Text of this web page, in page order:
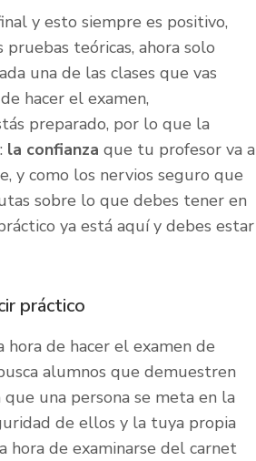
y esto siempre es positivo,
pruebas teóricas, ahora solo
una de las clases que vas
hacer el examen,
preparado, por lo que la
la confianza que tu profesor va a
y como los nervios seguro que
sobre lo que debes tener en
ya está aquí y debes estar
práctico
hora de hacer el examen de
alumnos que demuestren
una persona se meta en la
de ellos y la tuya propia
hora de examinarse del carnet